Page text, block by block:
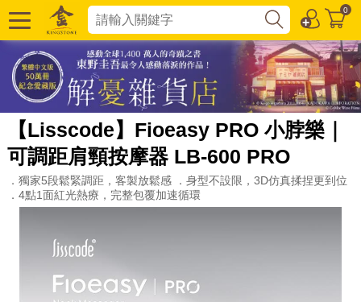
0
【Lisscode】Fioeasy PRO 小脖樂｜
可調距肩頸按摩器 LB-600 PRO
．獨家5段鬆緊調距，客製放鬆感 ．身型不設限，3D仿真揉捏更到位
．4點1面紅光熱療，完整包覆加速循環